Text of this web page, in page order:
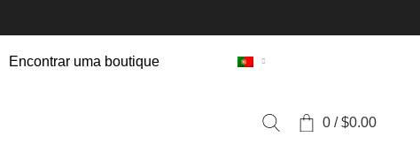
Encontrar uma boutique
0/ $0.00